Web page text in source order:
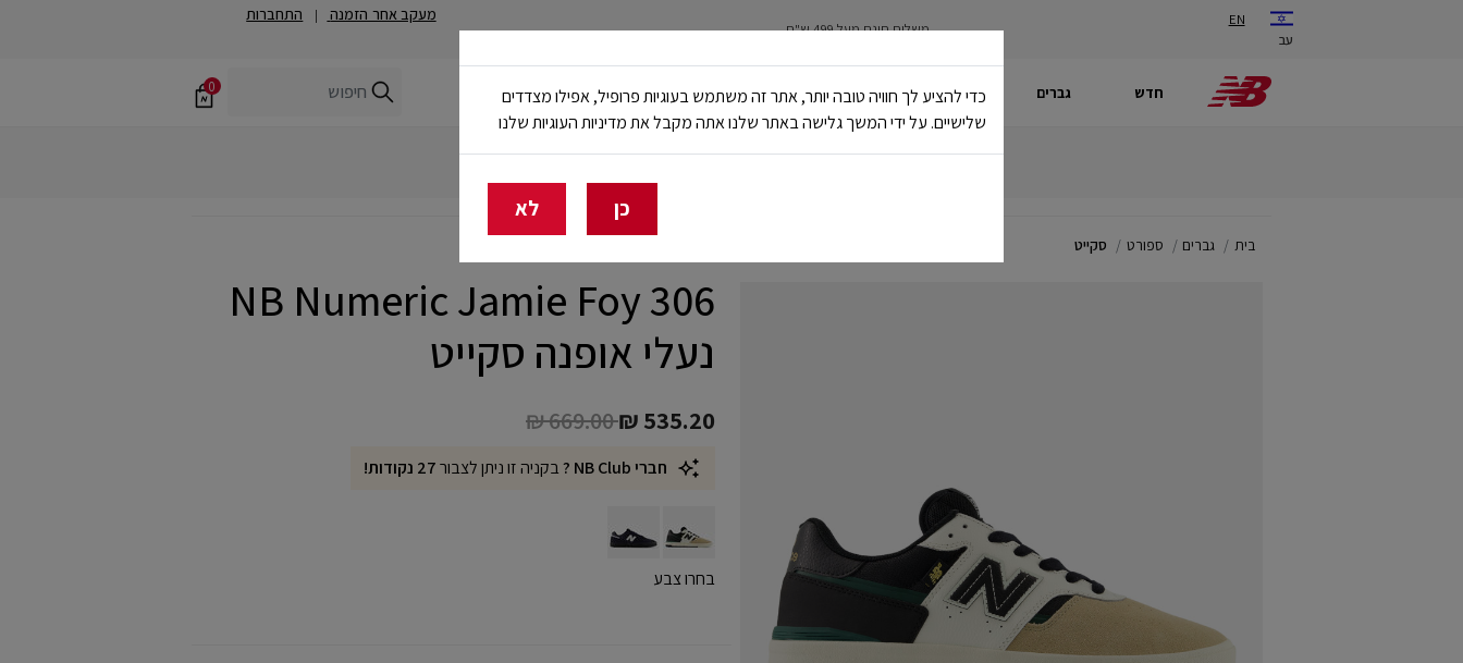
עב
EN
משלוח חינם מעל 499 ש"ח
מעקב אחר הזמנה | התחברות
חדש גברים נשים ילדים ריצה עבודה ובטיחות NB Club
0
🔥 20% הנחה על כל הביגוד באתר ובחנויות - לזמן מוגבל
בית גברים ספורט סקייט
NB Numeric Jamie Foy 306
נעלי אופנה סקייט
Price reduced from
₪ 669.00to
₪ 535.20
חברי NB Club ? בקניה זו ניתן לצבור
בחרו צבע
כדי להציע לך חוויה טובה יותר, אתר זה משתמש בעוגיות פרופיל, אפילו מצדדים
שלישיים. על ידי המשך גלישה באתר שלנו אתה מקבל את מדיניות העוגיות שלנו
כן לא